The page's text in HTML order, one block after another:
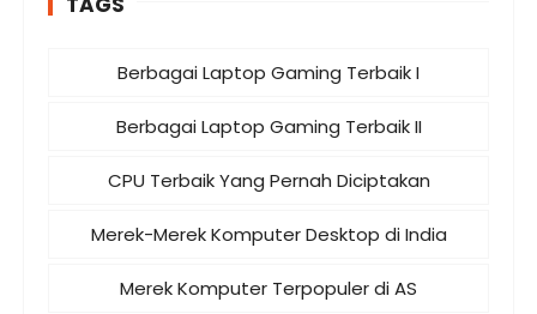
Berbagai Laptop Gaming Terbaik I
Berbagai Laptop Gaming Terbaik II
CPU Terbaik Yang Pernah Diciptakan
Merek-Merek Komputer Desktop di India
Merek Komputer Terpopuler di AS